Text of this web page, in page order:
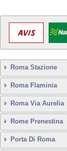
Roma Stazione
Roma Flaminia
Roma Via Aurelia
Rome Prenestina
Porta Di Roma